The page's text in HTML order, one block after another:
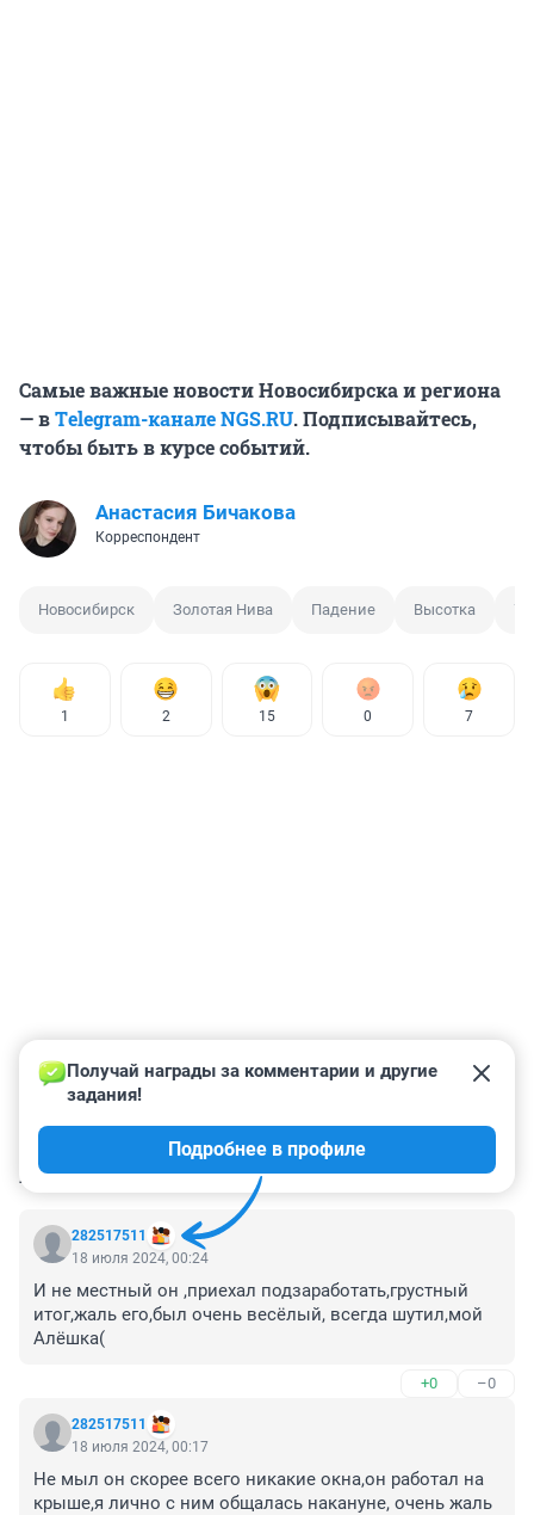
Самые важные новости Новосибирска и региона
— вТelegram-каналеNGS.RU. Подписывайтесь,
чтобы быть в курсе событий.
Анастасия Бичакова
Корреспондент
Новосибирск Золотая Нива Падение Высотка
1 2 15 0 7
КОММЕНТАРИИ 69
282517511
Получай награды за комментарии и другие
задания!
Подробнее в профиле
18 июля 2024, 00:24
И не местный он ,приехал подзаработать,грустный
итог,жаль его,был очень весёлый, всегда шутил,мой
Алёшка(
+0 –0
282517511
18 июля 2024, 00:17
Не мыл он скорее всего никакие окна,он работал на
крыше,я лично с ним общалась накануне, очень жаль